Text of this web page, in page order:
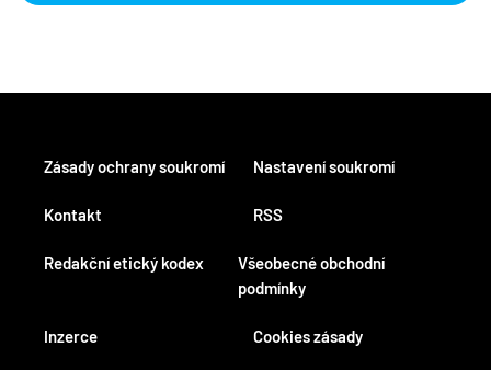
Kontakt
Redakční etický kodex
Inzerce
RSS
Všeobecné obchodní
podmínky
Cookies zásady
Zásady ochrany soukromí Nastavení soukromí